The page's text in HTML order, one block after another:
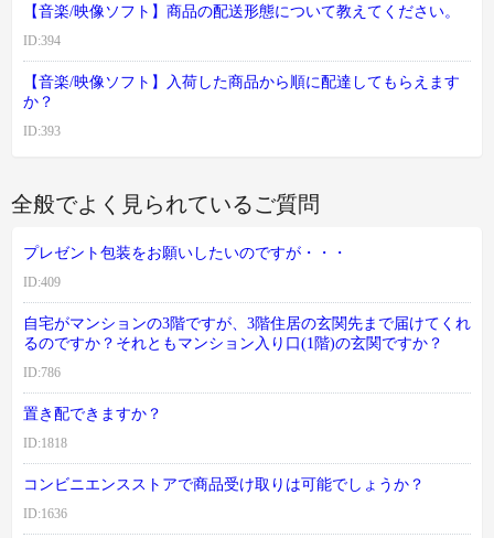
【音楽/映像ソフト】商品の配送形態について教えてください。
ID:394
【音楽/映像ソフト】入荷した商品から順に配達してもらえます
か？
ID:393
全般でよく見られているご質問
プレゼント包装をお願いしたいのですが・・・
ID:409
自宅がマンションの3階ですが、3階住居の玄関先まで届けてくれ
るのですか？それともマンション入り口(1階)の玄関ですか？
ID:786
置き配できますか？
ID:1818
コンビニエンスストアで商品受け取りは可能でしょうか？
ID:1636